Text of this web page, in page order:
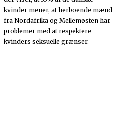
kvinder mener, at herboende mænd
fra Nordafrika og Mellemøsten har
problemer med at respektere
kvinders seksuelle grænser.